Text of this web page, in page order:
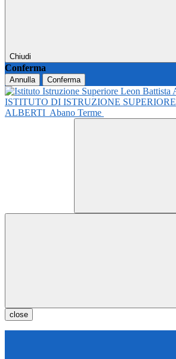
Chiudi
Conferma
Annulla Conferma
ISTITUTO DI ISTRUZIONE SUPERIORE
ALBERTI Abano Terme
close